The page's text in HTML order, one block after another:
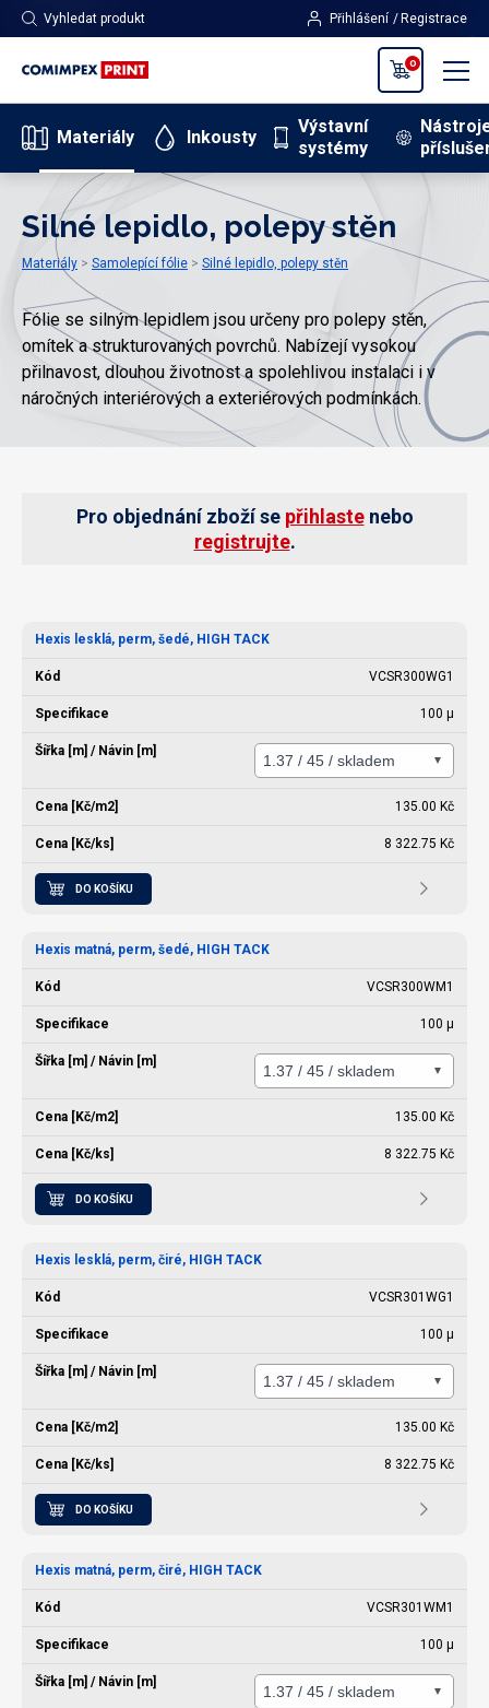
Vyhledat produkt Přihlášení Registrace
0
Materiály Inkousty
Výstavní
systémy
Silné lepidlo, polepy stěn
Materiály Samolepící fólie Silné lepidlo, polepy stěn
Fólie se silným lepidlem jsou určeny pro polepy stěn,
omítek a strukturovaných povrchů. Nabízejí vysokou
přilnavost, dlouhou životnost a spolehlivou instalaci i v
náročných interiérových a exteriérových podmínkách.
Pro objednání zboží se přihlastenebo
registrujte.
Hexis lesklá, perm, šedé, HIGH TACK
VCSR300WG1
100 µ
135.00 Kč
8 322.75 Kč
DO KOŠÍKU
Hexis matná, perm, šedé, HIGH TACK
VCSR300WM1
100 µ
135.00 Kč
8 322.75 Kč
DO KOŠÍKU
Hexis lesklá, perm, čiré, HIGH TACK
VCSR301WG1
100 µ
135.00 Kč
8 322.75 Kč
DO KOŠÍKU
Hexis matná, perm, čiré, HIGH TACK
VCSR301WM1
100 µ